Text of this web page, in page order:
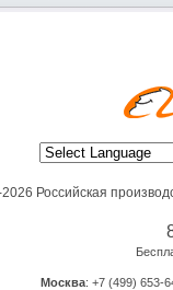
Российская
Москва: +7 (499) 653-